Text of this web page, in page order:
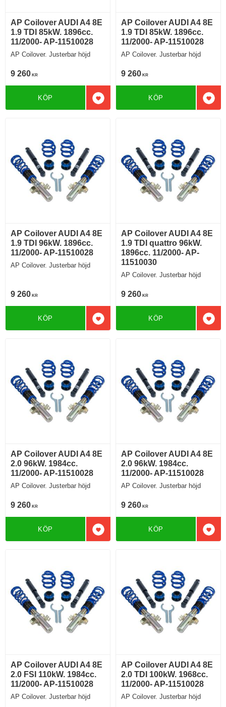
AP Coilover AUDI A4 8E
1.9 TDI 85kW. 1896cc.
11/2000- AP-11510028
AP Coilover. Justerbar höjd
9 260 KR
Lägg till i favoriter
KÖP
AP Coilover AUDI A4 8E
1.9 TDI 85kW. 1896cc.
11/2000- AP-11510028
AP Coilover. Justerbar höjd
9 260 KR
KÖP
AP Coilover AUDI A4 8E
1.9 TDI 96kW. 1896cc.
11/2000- AP-11510028
AP Coilover. Justerbar höjd
9 260 KR
Lägg till i favoriter
KÖP
AP Coilover AUDI A4 8E
1.9 TDI quattro 96kW.
1896cc. 11/2000- AP-
11510030
AP Coilover. Justerbar höjd
9 260 KR
KÖP
AP Coilover AUDI A4 8E
2.0 96kW. 1984cc.
11/2000- AP-11510028
AP Coilover. Justerbar höjd
9 260 KR
Lägg till i favoriter
KÖP
AP Coilover AUDI A4 8E
2.0 96kW. 1984cc.
11/2000- AP-11510028
AP Coilover. Justerbar höjd
9 260 KR
KÖP
AP Coilover AUDI A4 8E
2.0 FSI 110kW. 1984cc.
11/2000- AP-11510028
AP Coilover. Justerbar höjd
AP Coilover AUDI A4 8E
2.0 TDI 100kW. 1968cc.
11/2000- AP-11510028
AP Coilover. Justerbar höjd